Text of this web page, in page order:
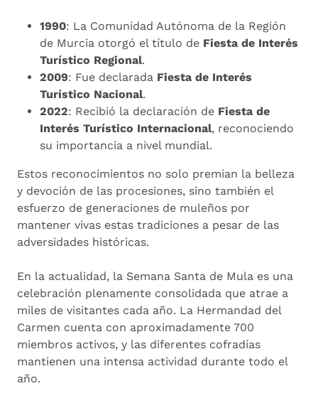
1990: La Comunidad Autónoma de la Región
de Murcia otorgó el título de Fiesta de Interés
Turístico Regional.
2009: Fue declarada Fiesta de Interés
Turístico Nacional.
2022: Recibió la declaración de Fiesta de
Interés Turístico Internacional, reconociendo
su importancia a nivel mundial.
Estos reconocimientos no solo premian la belleza
y devoción de las procesiones, sino también el
esfuerzo de generaciones de muleños por
mantener vivas estas tradiciones a pesar de las
adversidades históricas.
En la actualidad, la Semana Santa de Mula es una
celebración plenamente consolidada que atrae a
miles de visitantes cada año. La Hermandad del
Carmen cuenta con aproximadamente 700
miembros activos, y las diferentes cofradías
mantienen una intensa actividad durante todo el
año.